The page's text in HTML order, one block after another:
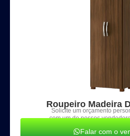
Roupeiro Madeira
Solicite um orçamento
com um de nossos
Falar com o